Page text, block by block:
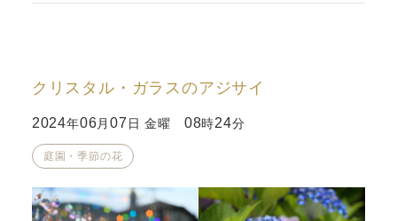
クリスタル・ガラスのアジサイ
2024年06月07 日 金曜 08時24分
庭園・季節の花